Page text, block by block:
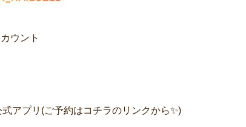
ウント
アプリ(ご予約はコチラのリンクから✨)